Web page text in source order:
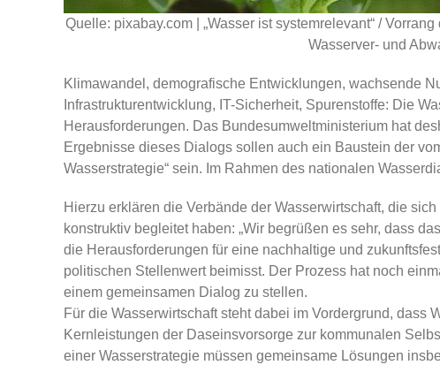
Quelle: pixabay.com | „Wasser ist systemrelevant“ /
Wasserver- und
Klimawandel, demografische Entwicklungen, wachsende
Infrastrukturentwicklung, IT-Sicherheit, Spurenstoffe: Die
Herausforderungen. Das Bundesumweltministerium hat
Ergebnisse dieses Dialogs sollen auch ein Baustein der
Wasserstrategie“ sein. Im Rahmen des nationalen
Hierzu erklären die Verbände der Wasserwirtschaft, die
konstruktiv begleitet haben: „Wir begrüßen es sehr, dass
die Herausforderungen für eine nachhaltige und
politischen Stellenwert beimisst. Der Prozess hat noch
einem gemeinsamen Dialog zu stellen.
Für die Wasserwirtschaft steht dabei im Vordergrund,
Kernleistungen der Daseinsvorsorge zur kommunalen
einer Wasserstrategie müssen gemeinsame Lösungen